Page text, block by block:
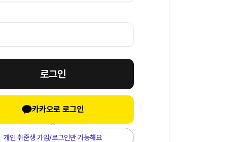
로그인
카카오로 로그인
개인 취준생 가입/로그인만 가능해요